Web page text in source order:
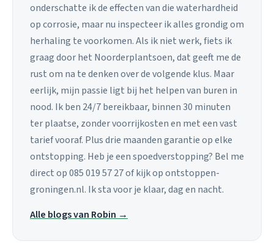
onderschatte ik de effecten van die waterhardheid
op corrosie, maar nu inspecteer ik alles grondig om
herhaling te voorkomen. Als ik niet werk, fiets ik
graag door het Noorderplantsoen, dat geeft me de
rust om na te denken over de volgende klus. Maar
eerlijk, mijn passie ligt bij het helpen van buren in
nood. Ik ben 24/7 bereikbaar, binnen 30 minuten
ter plaatse, zonder voorrijkosten en met een vast
tarief vooraf. Plus drie maanden garantie op elke
ontstopping. Heb je een spoedverstopping? Bel me
direct op 085 019 57 27 of kijk op ontstoppen-
groningen.nl. Ik sta voor je klaar, dag en nacht.
Alle blogs van Robin →